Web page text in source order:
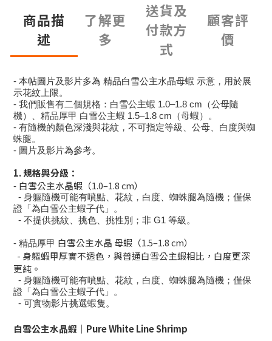
商品描
述
了解更
多
送貨及
付款方
式
顧客評
價
- 本帖圖片及影片多為 精品白雪公主水晶母蝦 示意，用於展
示花紋上限。
- 我們販售有二個規格：白雪公主蝦 1.0–1.8 cm（公母隨
機）、精品厚甲 白雪公主蝦 1.5–1.8 cm（母蝦）。
- 有隨機的顏色深淺與花紋，不可指定等級、公母、白度與蜘
蛛腿。
- 圖片及影片為參考。
1. 規格與分級：
- 白雪公主水晶蝦 （1.0–1.8 cm）
- 身軀隨機可能有噴點、花紋，白度、蜘蛛腿為隨機；僅保
證「為白雪公主蝦子代」。
- 不提供挑紋、挑色、挑性別；非 G1 等級。
- 精品厚甲 白雪公主水晶 母蝦 （1.5–1.8 cm）
- 身軀蝦甲厚實不透色，與普通白雪公主蝦相比，白度更深
更純。
- 身軀隨機可能有噴點、花紋，白度、蜘蛛腿為隨機；僅保
證「為白雪公主蝦子代」。
- 可實物影片挑選蝦隻。
白雪公主水晶蝦｜Pure White Line Shrimp